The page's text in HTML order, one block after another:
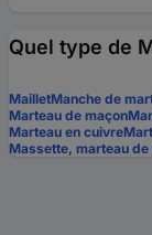
Quel type de
MailletManche de
Marteau de maçon
Marteau en cuivre
Massette, marteau